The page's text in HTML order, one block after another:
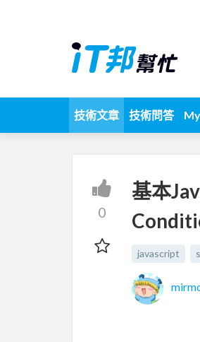
技術文章 技術問答
0
基本
javascript